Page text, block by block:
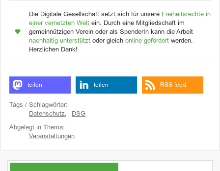
Die Digitale Gesellschaft setzt sich für unsere Freiheitsrechte in
einer vernetzten Welt ein. Durch eine Mitgliedschaft im
gemeinnützigen Verein oder als SpenderIn kann die Arbeit
nachhaltig unterstützt oder gleich online gefördert werden.
Herzlichen Dank!
teilen teilen RSS-feed
Tags / Schlagwörter:
Datenschutz, DSG
Abgelegt in Thema:
Veranstaltungen